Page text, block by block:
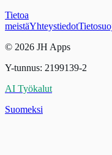
Tietoa
meistäYhteystiedot
© 2026 JH Apps
Y-tunnus: 2199139-2
AI Työkalut
Suomeksi